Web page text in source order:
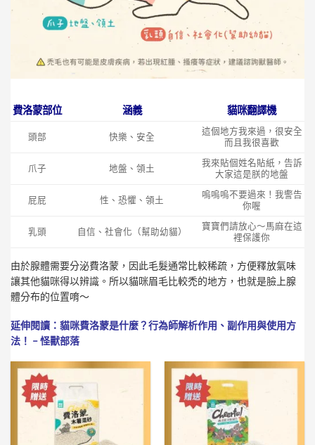
費洛蒙部位 涵義 貓咪翻譯機
頭部 快樂、安全
這個地方我來過，很安全
而且我很喜歡
爪子 地盤、領土
我來貼個姓名貼紙，告訴
大家這是朕的地盤
屁屁 性、恐懼、領土
嗚嗚嗚不要過來！我警告
你喔
乳頭 自信、社會化（幫助幼貓）
寶寶們請放心～馬麻在這
裡保護你
由於腺體需要分泌費洛蒙，因此毛髮通常比較稀疏，方便釋放氣味
讓其他貓咪得以辨識。所以貓咪眉毛比較禿的地方，也就是臉上腺
體分布的位置唷～
延伸閱讀： 貓咪費洛蒙是什麼？行為師解析作用、副作用與使用方
法！ – 怪獸部落